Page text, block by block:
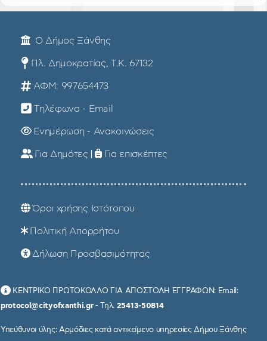
Ο Δήμος Ξάνθης
Πλ. Δημοκρατίας, Τ.Κ. 67132
ΑΦΜ: 997654473
Τηλέφωνα - Email
Ενημέρωση - Ανακοινώσεις
Για Δημότες | Για επισκέπτες
Όροι χρήσης Ιστότοπου
Πολιτική Απορρήτου
Δήλωση Προσβασιμότητας
ΚΕΝΤΡΙΚΟ ΠΡΩΤΟΚΟΛΛΟ ΓΙΑ ΑΠΟΣΤΟΛΗ ΕΓΓΡΑΦΩΝ: Email:
protocol@cityofxanthi.gr- Τηλ. 25413-50814
Υπεύθυνοι ύλης: Αρμόδιες κατά αντικείμενο υπηρεσίες Δήμου Ξάνθης